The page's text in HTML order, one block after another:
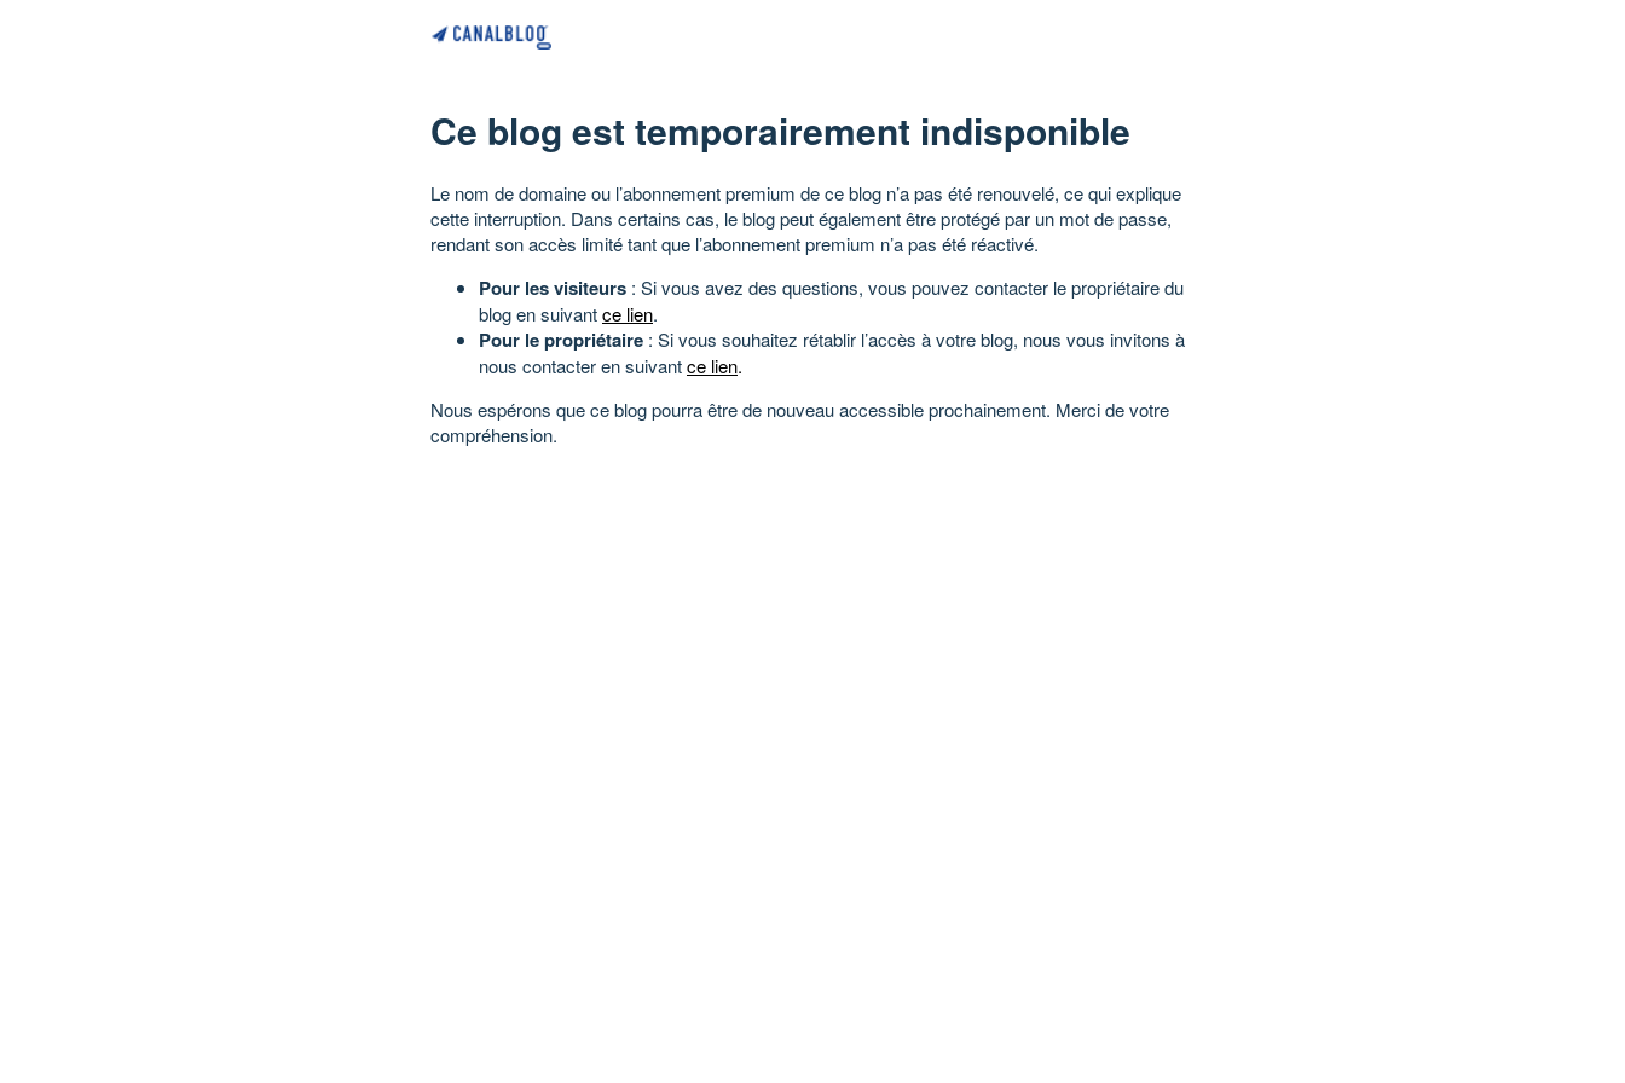
Ce blog est temporairement indisponible
Le nom de domaine ou l’abonnement premium de ce blog n’a pas été renouvelé, ce qui explique
cette interruption. Dans certains cas, le blog peut également être protégé par un mot de passe,
rendant son accès limité tant que l’abonnement premium n’a pas été réactivé.
Pour les visiteurs : Si vous avez des questions, vous pouvez contacter le propriétaire du
blog en suivantce lien.
Pour le propriétaire : Si vous souhaitez rétablir l’accès à votre blog, nous vous invitons à
nous contacter en suivantce lien.
Nous espérons que ce blog pourra être de nouveau accessible prochainement. Merci de votre
compréhension.